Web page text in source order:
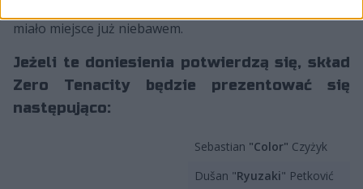
miało miejsce już niebawem.
Jeżeli te doniesienia potwierdzą się, skład
Zero Tenacity będzie prezentować się
następująco:
Sebastian "Color" Czyżyk
Dušan "Ryuzaki" Petković